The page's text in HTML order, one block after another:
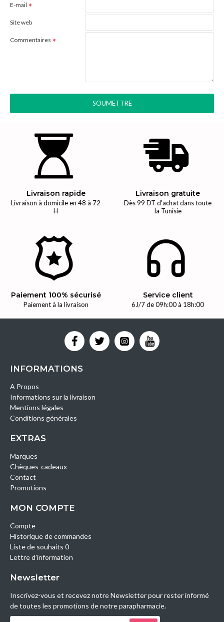
E-mail
Site web
Commentaires
SOUMETTRE
Livraison rapide
Livraison à domicile en 48 à 72
H
Livraison gratuite
Dès 99 DT d'achat dans toute
la Tunisie
Paiement 100% sécurisé
Paiement à la livraison
Service client
6J/7 de 09h:00 à 18h:00
INFORMATIONS
A Propos
Informations sur la livraison
Mentions légales
Conditions générales
EXTRAS
Marques
Chèques-cadeaux
Contact
Promotions
MON COMPTE
Compte
Historique de commandes
Liste de souhaits 0
Lettre d’information
Newsletter
Inscrivez-vous et recevez notre Newsletter pour rester informé
de toutes les promotions de notre parapharmacie.